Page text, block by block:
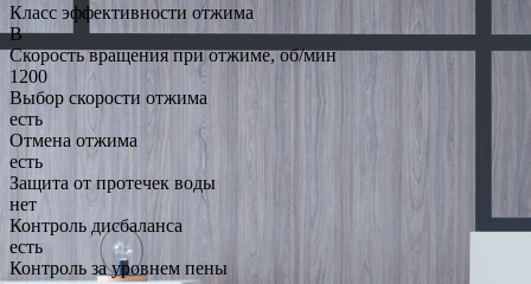
Класс эффективности отжима
B
Скорость вращения при отжиме, об/мин
1200
Выбор скорости отжима
есть
Отмена отжима
есть
Защита от протечек воды
нет
Контроль дисбаланса
есть
Контроль за уровнем пены